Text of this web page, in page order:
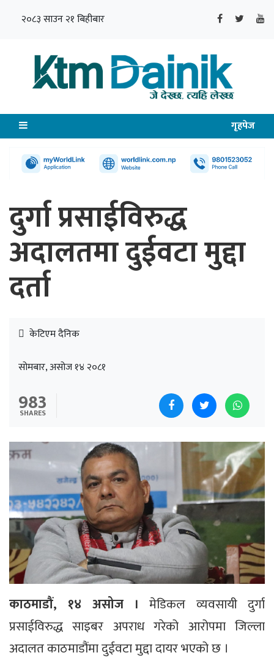
२०८३ साउन २१ बिहीबार
गृहपेज
दुर्गा प्रसाईविरुद्ध
अदालतमा दुईवटा मुद्दा
दर्ता
केटिएम दैनिक
सोमबार, असोज १४ २०८१
983
SHARES
काठमाडौं, १४ असोज । मेडिकल व्यवसायी दुर्गा
प्रसाईविरुद्ध साइबर अपराध गरेको आरोपमा जिल्ला
अदालत काठमाडौंमा दुईवटा मुद्दा दायर भएको छ ।